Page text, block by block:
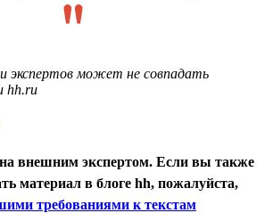
экспертов может не совпадать
hh.ru
внешним экспертом. Если вы также
материал в блоге hh, пожалуйста,
требованиями к текстам